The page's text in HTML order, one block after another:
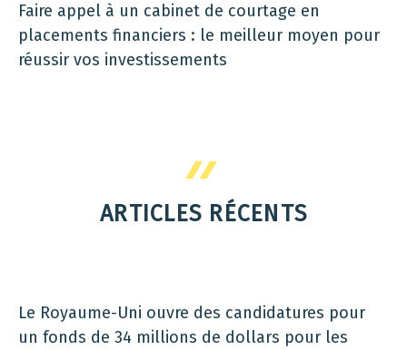
Faire appel à un cabinet de courtage en
placements financiers : le meilleur moyen pour
réussir vos investissements
ARTICLES RÉCENTS
Le Royaume-Uni ouvre des candidatures pour
un fonds de 34 millions de dollars pour les